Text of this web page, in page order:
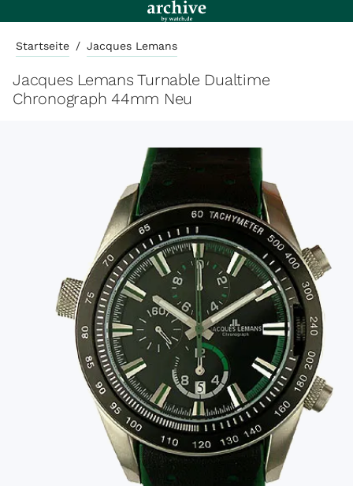
Startseite / Jacques Lemans
Jacques Lemans Turnable Dualtime
Chronograph 44mm Neu